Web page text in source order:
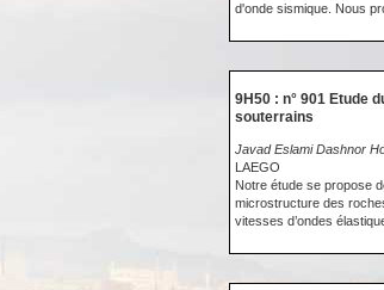
d'onde sismique. Nous
9H50 : n° 901 Etude
souterrains
Javad Eslami Dashnor
LAEGO
Notre étude se propose
microstructure des
vitesses d’ondes